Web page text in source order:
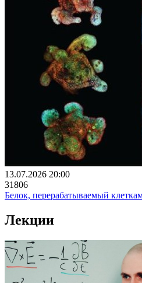
13.07.2026 20:00
31806
Белок, перерабатываемый
Лекции